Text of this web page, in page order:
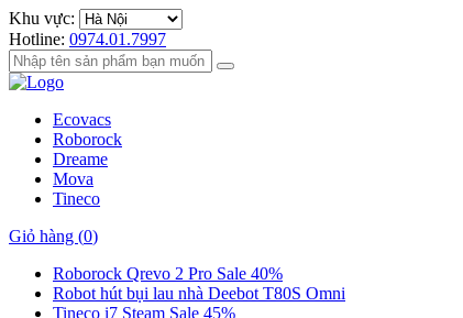
Khu vực:
Hotline: 0974.01.7997
Ecovacs
Roborock
Dreame
Mova
Tineco
Giỏ hàng (0)
Roborock Qrevo 2 Pro Sale 40%
Robot hút bụi lau nhà Deebot T80S Omni
Tineco i7 Steam Sale 45%